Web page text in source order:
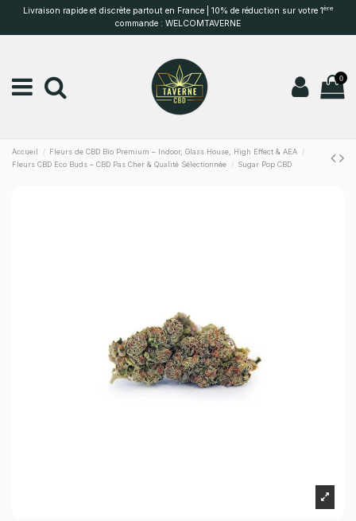
Livraison rapide et discrète partout en France | 10% de réduction sur votre 1ère
commande : WELCOMTAVERNE
0
Accueil
Fleurs de CBD Bio Premium – Indoor, Glass House, High Effect & AEA
Fleurs CBD Eco Buds – CBD Pas Cher & Qualité Sélectionnée
Sugar Pop CBD